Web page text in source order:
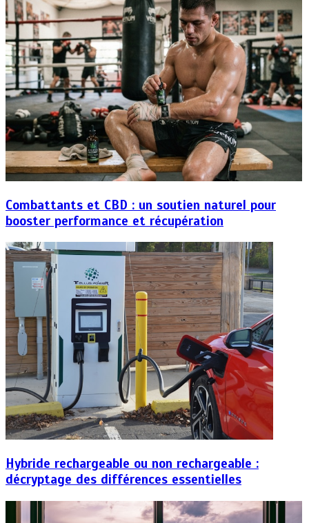
Combattants et CBD : un soutien naturel pour
booster performance et récupération
Hybride rechargeable ou non rechargeable :
décryptage des différences essentielles